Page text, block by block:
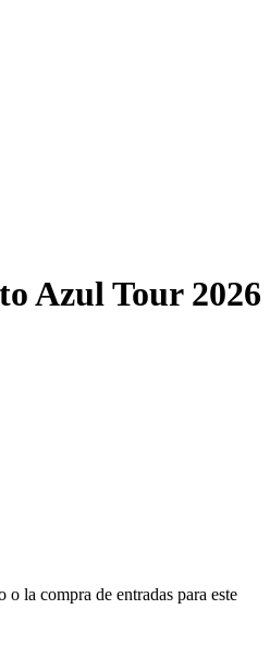
Azul Tour 2026
o la compra de entradas para este